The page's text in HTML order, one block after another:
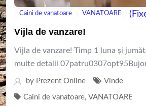
Caini de vanatoare VANATOARE
Vijla de vanzare!
Vijla de vanzare! Timp 1 luna și
multe detalii
by Prezent Online Vinde
Caini de vanatoare, VANATOARE